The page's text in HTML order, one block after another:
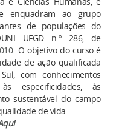
enquadram ao grupo
de populações do
UFGD n.º 286, de
. O objetivo do curso é
de ação qualificada
com conhecimentos
às especificidades, às
sustentável do campo
de vida.